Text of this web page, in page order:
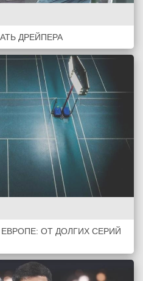
—
7
4
—
(149)
ДРЕЙПЕРА
ОТ ДОЛГИХ СЕРИЙ